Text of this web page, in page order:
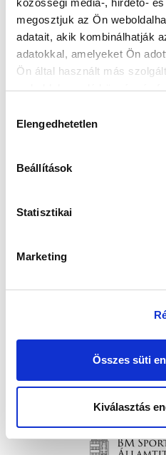
megosztjuk az Ön
adatait, akik kombinálhatják
adatokkal, amelyeket Ön
Ön által használt más
weboldalon való böngészés
kiválasztása
Elengedhetetlen
Beállítások
Statisztikai
Marketing
Összes süti
Kiválasztás
Elfogadom az